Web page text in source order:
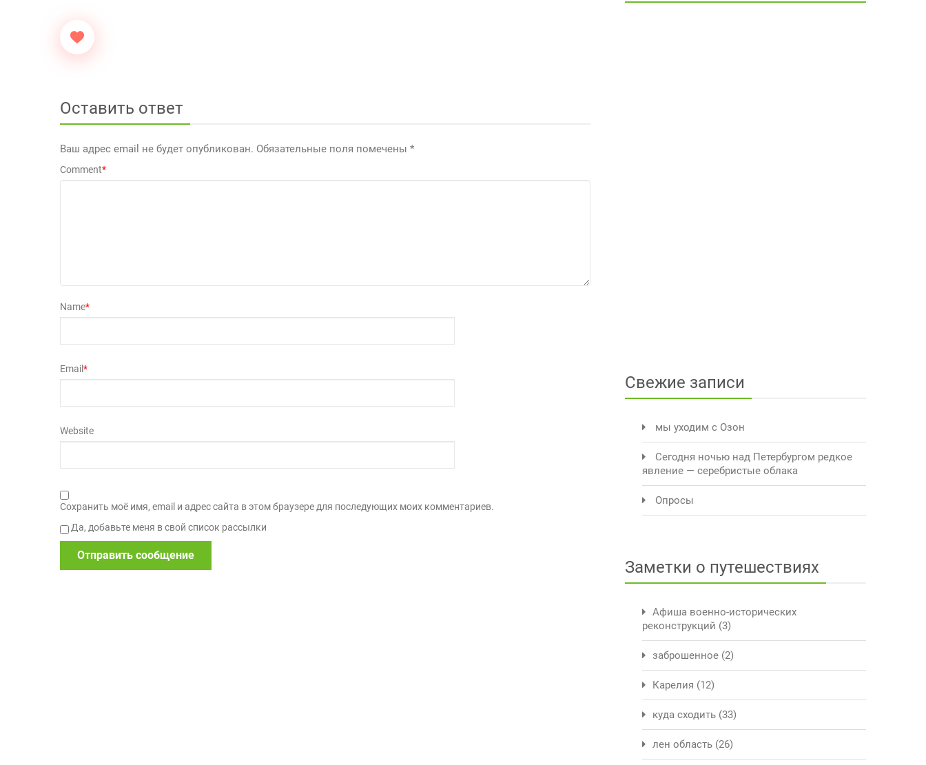
Оставить ответ
Ваш адрес email не будет опубликован. Обязательные поля помечены *
Comment*
Name*
Email*
Website
Сохранить моё имя, email и адрес сайта в этом браузере для последующих моих комментариев.
Да, добавьте меня в свой список рассылки
Свежие записи
мы уходим с Озон
Сегодня ночью над Петербургом редкое
явление — серебристые облака
Опросы
Заметки о путешествиях
Афиша военно-исторических
реконструкций (3)
заброшенное (2)
Карелия (12)
куда сходить (33)
лен область (26)